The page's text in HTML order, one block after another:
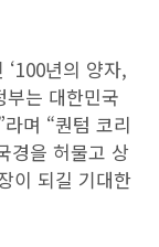
년의 양자,
부는 대한민국
며 “퀀텀 코리
경을 허물고 상
이 되길 기대한